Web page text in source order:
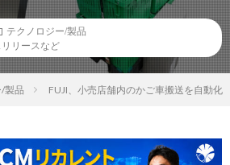
テクノロジー/製品
リリースなど
製品 FUJI、小売店舗内のかご車搬送を自動化